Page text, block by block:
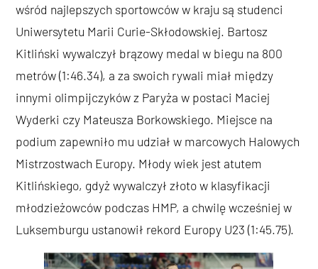
wśród najlepszych sportowców w kraju są studenci
Uniwersytetu Marii Curie-Skłodowskiej. Bartosz
Kitliński wywalczył brązowy medal w biegu na 800
metrów (1:46.34), a za swoich rywali miał między
innymi olimpijczyków z Paryża w postaci Maciej
Wyderki czy Mateusza Borkowskiego. Miejsce na
podium zapewniło mu udział w marcowych Halowych
Mistrzostwach Europy. Młody wiek jest atutem
Kitlińskiego, gdyż wywalczył złoto w klasyfikacji
młodzieżowców podczas HMP, a chwilę wcześniej w
Luksemburgu ustanowił rekord Europy U23 (1:45.75).